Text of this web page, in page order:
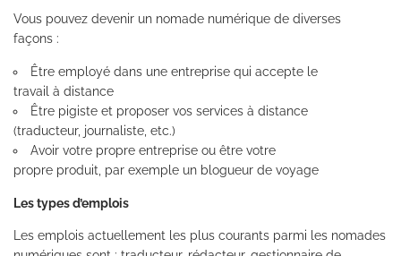
Vous pouvez devenir un nomade numérique de diverses
façons :
Être employé dans une entreprise qui accepte le
travail à distance
Être pigiste et proposer vos services à distance
(traducteur, journaliste, etc.)
Avoir votre propre entreprise ou être votre
propre produit, par exemple un blogueur de voyage
Les types d’emplois
Les emplois actuellement les plus courants parmi les nomades